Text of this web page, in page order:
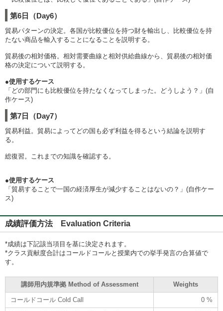
第6日（Day6）
貿易パターンの決定。各国が比較優位を持つ財を輸出し、比較優位を持
たない商品を輸入することになることを説明する。
貿易後の相対価格。相対需要曲線と相対供給曲線から、貿易後の相対価
格の決定について説明する。
●使用するケース
「どの部門にも比較優位を持たなくなってしまった。どうしよう？」(自
作ケース)
第7日（Day7）
貿易利益。貿易によってどの国も必ず利益を得るという結論を説明す
る。
総復習。これまでの知識を確認する。
●使用するケース
「貿易することで一国の経済厚生が減少することはないの？」(自作ケー
ス)
成績評価方法 Evaluation Criteria
*成績は下記該当項目を基に決定されます。
*クラス貢献度合計はコールドコールと授業内での挙手発言の合算値で
す。
講師用内規準拠 Method of Assessment Weights
コールドコール Cold Call 0 %